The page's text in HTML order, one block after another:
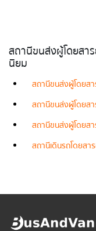
สถานีขนส่งผู้โดยสา
นิยม
สถานีขนส่งผู้โดยส
สถานีขนส่งผู้โดยส
สถานีขนส่งผู้โดยส
สถานีเดินรถโดยส